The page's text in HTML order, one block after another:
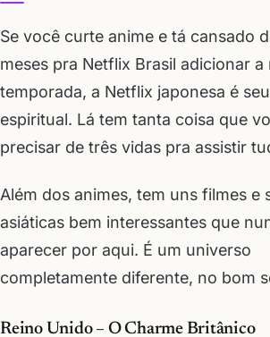
Se você curte anime e tá cansado
meses pra Netflix Brasil adicionar a
temporada, a Netflix japonesa é
espiritual. Lá tem tanta coisa que
precisar de três vidas pra assistir
Além dos animes, tem uns filmes e
asiáticas bem interessantes que
aparecer por aqui. É um universo
completamente diferente, no bom
Reino Unido – O Charme Britânico